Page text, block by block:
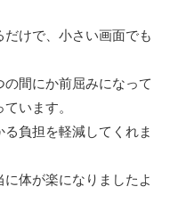
けで、小さい画面でも
間にか前屈みになって
います。
負担を軽減してくれま
体が楽になりましたよ